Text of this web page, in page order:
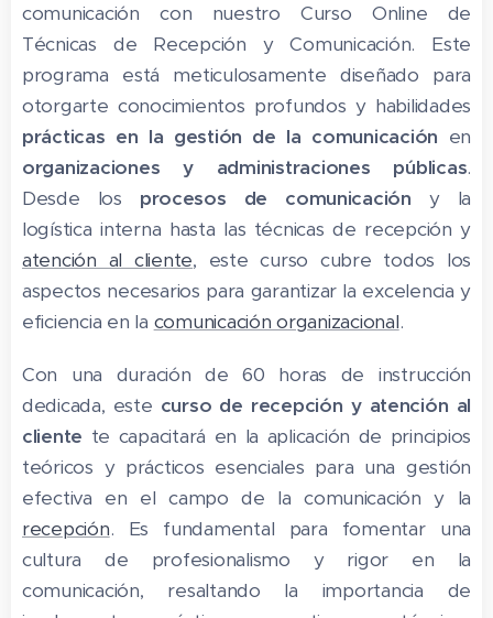
comunicación con nuestro Curso Online de
Técnicas de Recepción y Comunicación. Este
programa está meticulosamente diseñado para
otorgarte conocimientos profundos y habilidades
prácticas en la gestión de la comunicación en
organizaciones y administraciones públicas.
Desde los procesos de comunicación y la
logística interna hasta las técnicas de recepción y
atención al cliente, este curso cubre todos los
aspectos necesarios para garantizar la excelencia y
eficiencia en la comunicación organizacional.
Con una duración de 60 horas de instrucción
dedicada, este curso de recepción y atención al
cliente te capacitará en la aplicación de principios
teóricos y prácticos esenciales para una gestión
efectiva en el campo de la comunicación y la
recepción. Es fundamental para fomentar una
cultura de profesionalismo y rigor en la
comunicación, resaltando la importancia de